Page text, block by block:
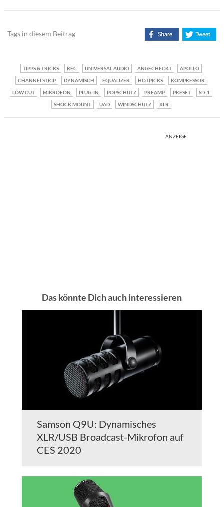
Tags in diesem Beitrag
TIPPS & TRICKS REC UNIVERSAL AUDIO ANGECHECKT
APOLLO
CHANNELSTRIP
DYNAMISCH EQUALIZER HOTPICKS
KOMPRESSOR
LOW CUT
MIKROFON PLUG-IN POPSCHUTZ PREAMP PRESET
SD-1
SHOCK MOUNT
UAD WINDSCHUTZ XLR
ANZEIGE
Das könnte Dich auch interessieren
Samson Q9U: Dynamisches
XLR/USB Broadcast-Mikrofon auf
CES 2020